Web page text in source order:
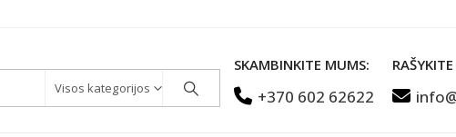
Visos kategorijos
SKAMBINKITE MUMS:
+370 602 62622